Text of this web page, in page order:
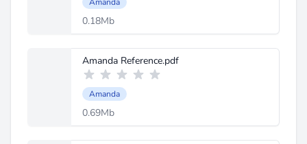
0.18Mb
Amanda Reference.pdf
Amanda
0.69Mb